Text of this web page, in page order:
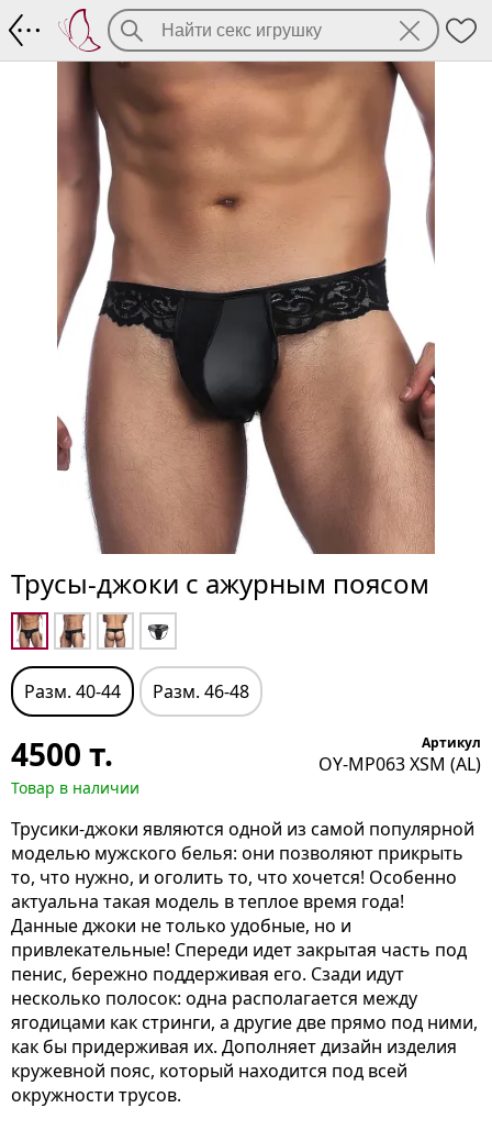
Трусы-джоки с ажурным поясом
Разм. 40-44 Разм. 46-48
4500 т.
Товар в наличии
Артикул
OY-MP063 XSM (AL)
Трусики-джоки являются одной из самой популярной
моделью мужского белья: они позволяют прикрыть
то, что нужно, и оголить то, что хочется! Особенно
актуальна такая модель в теплое время года!
Данные джоки не только удобные, но и
привлекательные! Спереди идет закрытая часть под
пенис, бережно поддерживая его. Сзади идут
несколько полосок: одна располагается между
ягодицами как стринги, а другие две прямо под ними,
как бы придерживая их. Дополняет дизайн изделия
кружевной пояс, который находится под всей
окружности трусов.
Трусы-джоки с ажурным поясом